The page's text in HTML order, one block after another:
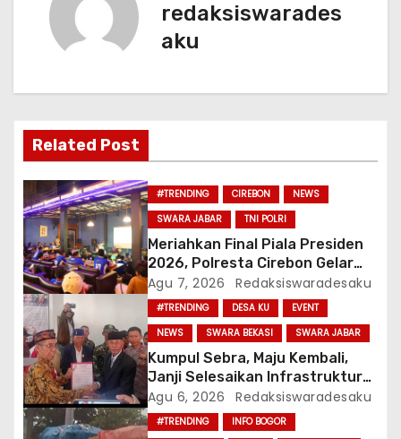
s
i
p
o
s
redaksiswarades
aku
Related Post
#TRENDING CIREBON
NEWS
SWARA JABAR
TNI POLRI
Meriahkan Final Piala Presiden
2026, Polresta Cirebon Gelar
Nobar Persib vs Persebaya Dan
Bagi-Bagi Motor Listrik
Agu 7, 2026 Redaksiswaradesaku
#TRENDING DESA KU
EVENT
NEWS
SWARA BEKASI SWARA JABAR
Kumpul Sebra, Maju Kembali,
Janji Selesaikan Infrastruktur
Dan Ajak Warga Jaga Persatuan
Agu 6, 2026 Redaksiswaradesaku
#TRENDING
INFO BOGOR